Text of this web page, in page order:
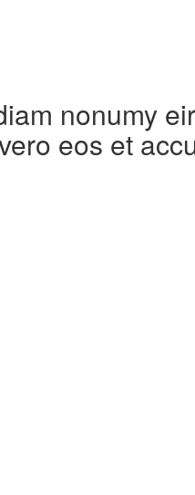
nonumy
eos et